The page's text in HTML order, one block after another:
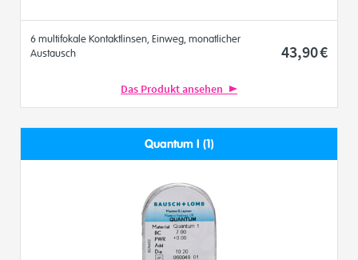
6 multifokale Kontaktlinsen, Einweg, monatlicher
Austausch
43,90€
Das Produkt ansehen
Quantum I (1)